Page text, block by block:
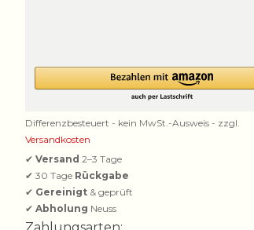
Differenzbesteuert - kein MwSt.-Ausweis - zzgl.
Versandkosten
✔ Versand 2–3 Tage
✔ 30 Tage Rückgabe
✔ Gereinigt & geprüft
✔ Abholung Neuss